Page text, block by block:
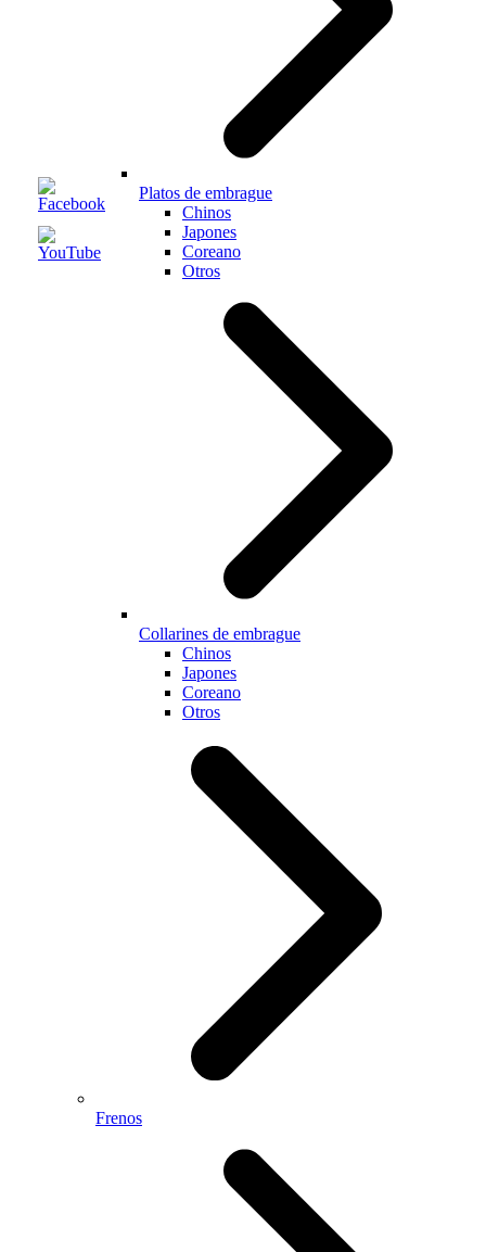
Platos de embrague
Chinos
Japones
Coreano
Otros
Collarines de embrague
Chinos
Japones
Coreano
Otros
Frenos